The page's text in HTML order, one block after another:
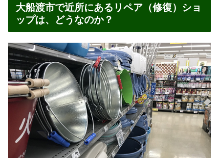
大船渡市で近所にあるリペア（修復）ショ
ップは、どうなのか？